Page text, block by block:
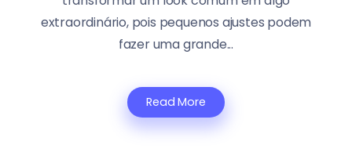
extraordinário, pois pequenos ajustes podem
fazer uma grande...
Read More